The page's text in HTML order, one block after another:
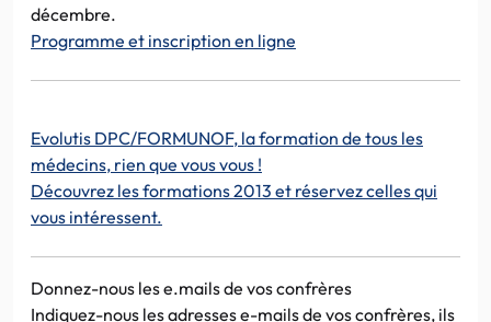
décembre.
Programme et inscription en ligne
Evolutis DPC/FORMUNOF, la formation de tous les
médecins, rien que vous vous !
Découvrez les formations 2013 et réservez celles qui
vous intéressent.
Donnez-nous les e.mails de vos confrères
Indiquez-nous les adresses e-mails de vos confrères, ils